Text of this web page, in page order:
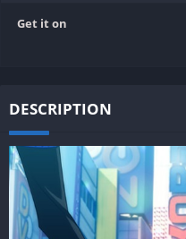
Get it on
DESCRIPTION